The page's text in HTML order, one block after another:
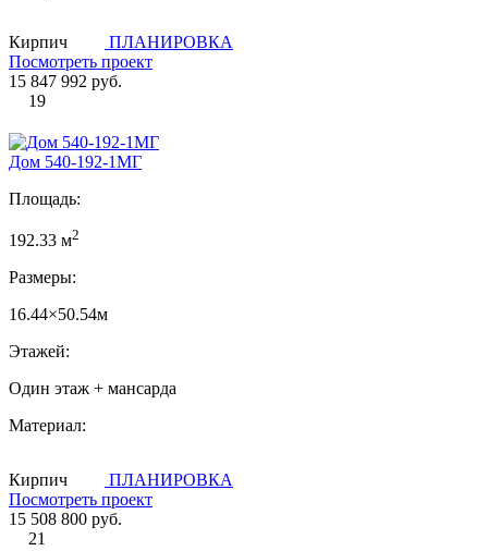
Кирпич
ПЛАНИРОВКА
Посмотреть проект
15 847 992 руб.
19
Дом 540-192-1MГ
Площадь:
192.33 м2
Размеры:
16.44×50.54м
Этажей:
Один этаж + мансарда
Материал:
Кирпич
ПЛАНИРОВКА
Посмотреть проект
15 508 800 руб.
21